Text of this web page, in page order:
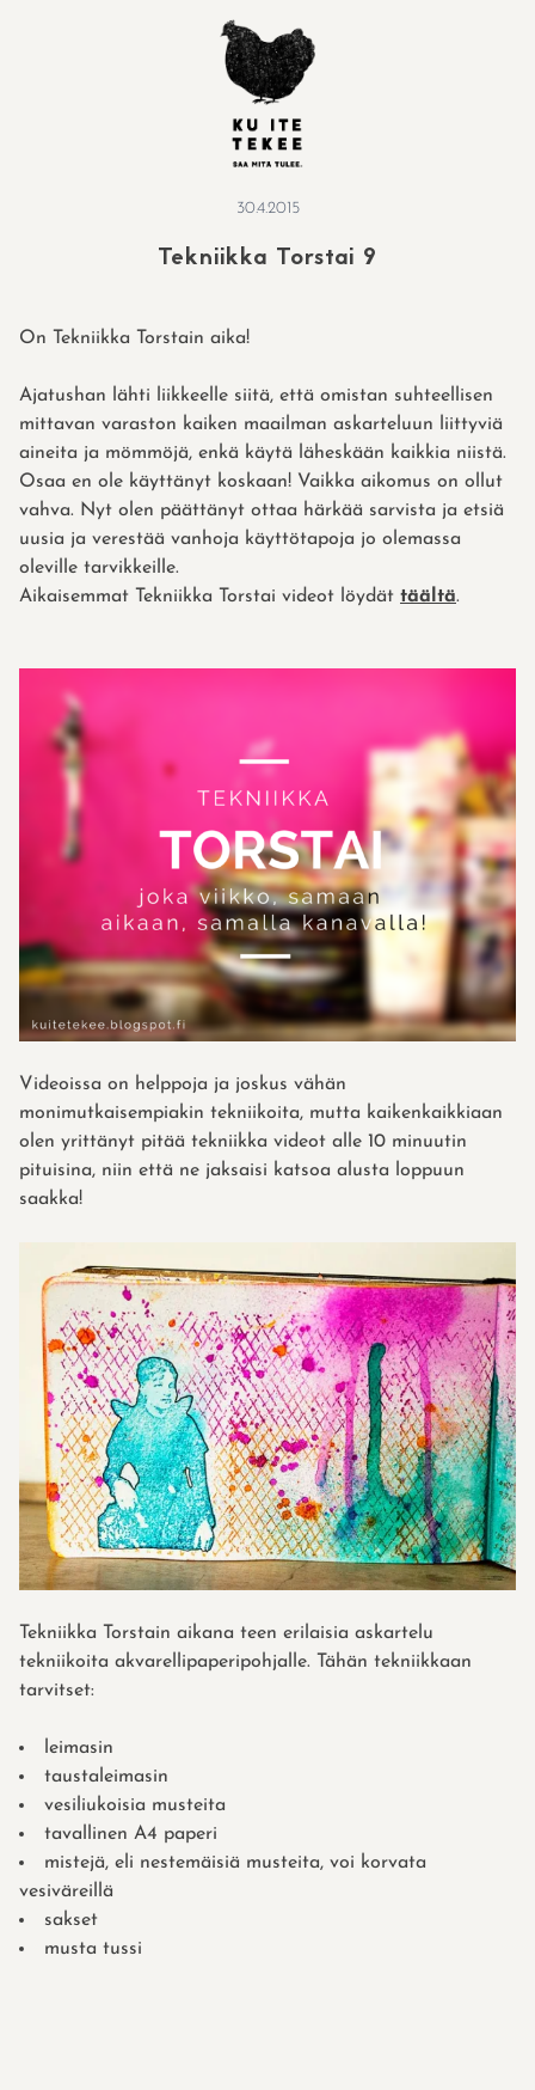
30.4.2015
Tekniikka Torstai 9
On Tekniikka Torstain aika!
Ajatushan lähti liikkeelle siitä, että omistan suhteellisen
mittavan varaston kaiken maailman askarteluun liittyviä
aineita ja mömmöjä, enkä käytä läheskään kaikkia niistä.
Osaa en ole käyttänyt koskaan! Vaikka aikomus on ollut
vahva. Nyt olen päättänyt ottaa härkää sarvista ja etsiä
uusia ja verestää vanhoja käyttötapoja jo olemassa
oleville tarvikkeille.
Aikaisemmat Tekniikka Torstai videot löydät täältä.
Videoissa on helppoja ja joskus vähän
monimutkaisempiakin tekniikoita, mutta kaikenkaikkiaan
olen yrittänyt pitää tekniikka videot alle 10 minuutin
pituisina, niin että ne jaksaisi katsoa alusta loppuun
saakka!
Tekniikka Torstain aikana teen erilaisia askartelu
tekniikoita akvarellipaperipohjalle. Tähän tekniikkaan
tarvitset:
leimasin
taustaleimasin
vesiliukoisia musteita
tavallinen A4 paperi
mistejä, eli nestemäisiä musteita, voi korvata
vesiväreillä
sakset
musta tussi